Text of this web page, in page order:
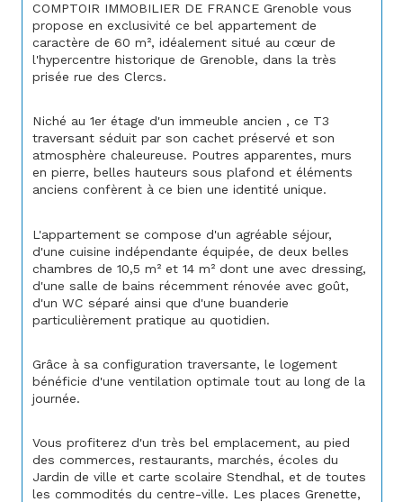
COMPTOIR IMMOBILIER DE FRANCE Grenoble vous
propose en exclusivité ce bel appartement de
caractère de 60 m², idéalement situé au cœur de
l'hypercentre historique de Grenoble, dans la très
prisée rue des Clercs.
Niché au 1er étage d'un immeuble ancien , ce T3
traversant séduit par son cachet préservé et son
atmosphère chaleureuse. Poutres apparentes, murs
en pierre, belles hauteurs sous plafond et éléments
anciens confèrent à ce bien une identité unique.
L'appartement se compose d'un agréable séjour,
d'une cuisine indépendante équipée, de deux belles
chambres de 10,5 m² et 14 m² dont une avec dressing,
d'une salle de bains récemment rénovée avec goût,
d'un WC séparé ainsi que d'une buanderie
particulièrement pratique au quotidien.
Grâce à sa configuration traversante, le logement
bénéficie d'une ventilation optimale tout au long de la
journée.
Vous profiterez d'un très bel emplacement, au pied
des commerces, restaurants, marchés, écoles du
Jardin de ville et carte scolaire Stendhal, et de toutes
les commodités du centre-ville. Les places Grenette,